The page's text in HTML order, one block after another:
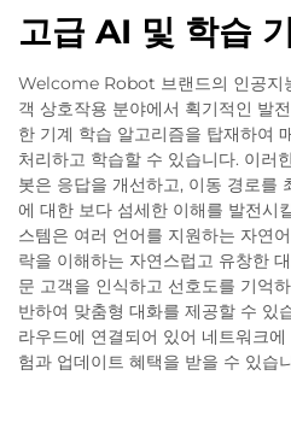
고급 AI 및 학습
Welcome Robot 브랜드의 인공지
객 상호작용 분야에서 획기적인 발
한 기계 학습 알고리즘을 탑재하여
처리하고 학습할 수 있습니다. 이러
봇은 응답을 개선하고, 이동 경로를
에 대한 보다 섬세한 이해를 발전시
스템은 여러 언어를 지원하는 자연
락을 이해하는 자연스럽고 유창한
문 고객을 인식하고 선호도를 기억
반하여 맞춤형 대화를 제공할 수 있
라우드에 연결되어 있어 네트워크
험과 업데이트 혜택을 받을 수 있습